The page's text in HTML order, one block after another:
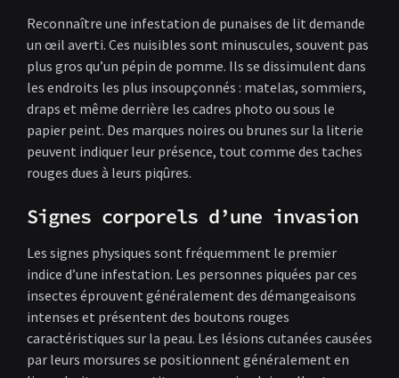
Reconnaître une infestation de punaises de lit demande
un œil averti. Ces nuisibles sont minuscules, souvent pas
plus gros qu’un pépin de pomme. Ils se dissimulent dans
les endroits les plus insoupçonnés : matelas, sommiers,
draps et même derrière les cadres photo ou sous le
papier peint. Des marques noires ou brunes sur la literie
peuvent indiquer leur présence, tout comme des taches
rouges dues à leurs piqûres.
Signes corporels d’une invasion
Les signes physiques sont fréquemment le premier
indice d’une infestation. Les personnes piquées par ces
insectes éprouvent généralement des démangeaisons
intenses et présentent des boutons rouges
caractéristiques sur la peau. Les lésions cutanées causées
par leurs morsures se positionnent généralement en